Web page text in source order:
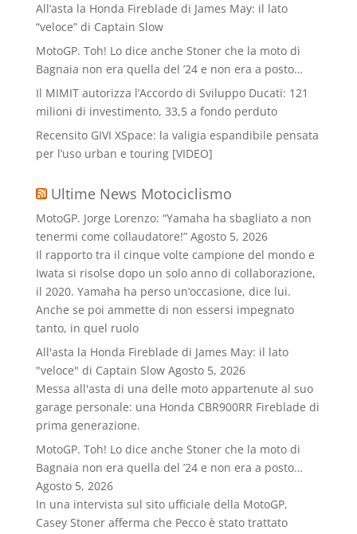
All’asta la Honda Fireblade di James May: il lato
“veloce” di Captain Slow
MotoGP. Toh! Lo dice anche Stoner che la moto di
Bagnaia non era quella del ’24 e non era a posto…
Il MIMIT autorizza l’Accordo di Sviluppo Ducati: 121
milioni di investimento, 33,5 a fondo perduto
Recensito GIVI XSpace: la valigia espandibile pensata
per l’uso urban e touring [VIDEO]
Ultime News Motociclismo
MotoGP. Jorge Lorenzo: “Yamaha ha sbagliato a non
tenermi come collaudatore!” Agosto 5, 2026
Il rapporto tra il cinque volte campione del mondo e
Iwata si risolse dopo un solo anno di collaborazione,
il 2020. Yamaha ha perso un’occasione, dice lui.
Anche se poi ammette di non essersi impegnato
tanto, in quel ruolo
All'asta la Honda Fireblade di James May: il lato
"veloce" di Captain Slow Agosto 5, 2026
Messa all'asta di una delle moto appartenute al suo
garage personale: una Honda CBR900RR Fireblade di
prima generazione.
MotoGP. Toh! Lo dice anche Stoner che la moto di
Bagnaia non era quella del ’24 e non era a posto…
Agosto 5, 2026
In una intervista sul sito ufficiale della MotoGP,
Casey Stoner afferma che Pecco è stato trattato